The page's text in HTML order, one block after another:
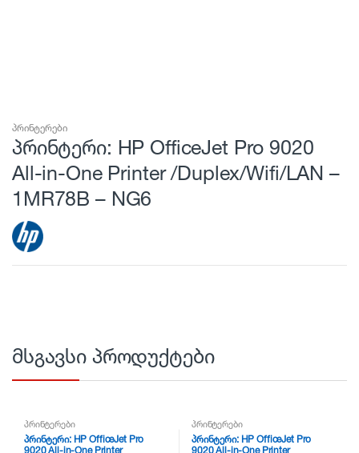
პრინტერები
პრინტერი: HP OfficeJet Pro 9020
All-in-One Printer /Duplex/Wifi/LAN –
1MR78B – NG6
მსგავსი პროდუქტები
პრინტერები
პრინტერი: HP OfficeJet Pro
9020 All-in-One Printer
პრინტერები
პრინტერი: HP OfficeJet Pro
9020 All-in-One Printer